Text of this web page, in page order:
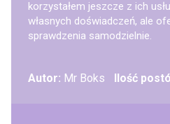
korzystałem jeszcze z ich
własnych doświadczeń, ale
sprawdzenia samodzielnie.
Autor: Mr Boks Ilość